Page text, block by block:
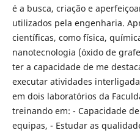
é a busca, criação e
utilizados pela engenharia.
científicas, como física,
nanotecnologia (óxido de
ter a capacidade de me
executar atividades
em dois laboratórios da
treinando em: - Capacidade
equipas, - Estudar as